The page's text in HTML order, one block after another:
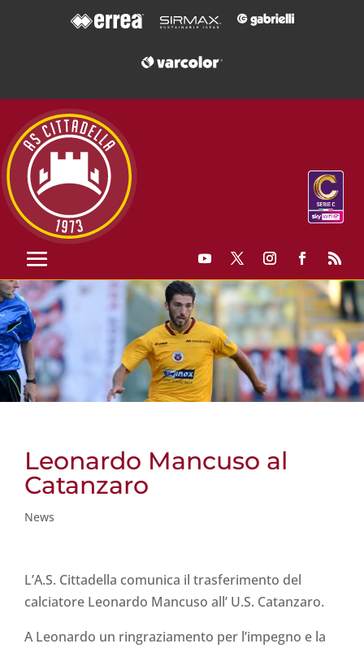
Leonardo Mancuso al
Catanzaro
News
L’A.S. Cittadella comunica il trasferimento del
calciatore Leonardo Mancuso all’ U.S. Catanzaro.
A Leonardo un ringraziamento per l’impegno e la